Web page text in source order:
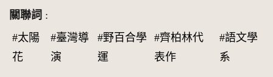
關聯詞 :
#太陽
花
#臺灣導
演
#野百合學
運
#齊柏林代
表作
#語文學
系